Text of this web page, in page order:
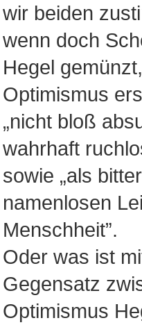
wir beiden
wenn doch
Hegel
Optimismus
„nicht bloß
wahrhaft
sowie „als
namenlosen
Menschheit”.
Oder was ist
Gegensatz
Optimismus